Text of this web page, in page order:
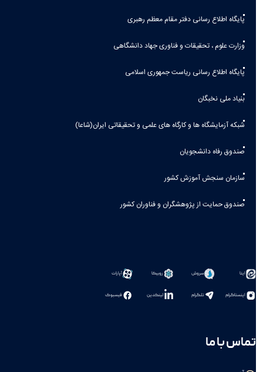
پایگاه اطلاع رسانی دفتر مقام معظم رهبری
وزارت علوم ، تحقیقات و فناوری جهاد دانشگاهی
پایگاه اطلاع رسانی ریاست جمهوری اسلامی
بنیاد ملی نخبگان
شبکه آزمایشگاه ها و کارگاه های علمی و تحقیقاتی ایران(شاعا)
صندوق رفاه دانشجویان
سازمان سنجش آموزش کشور
صندوق حمایت از پژوهشگران و فناوران کشور
ایتا سروش روبیکا آپارات
اینستاگرام تلگرام لینکدین فیسبوک
تماس با ما